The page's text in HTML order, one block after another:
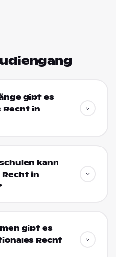
gibt es
in
kann
in
gibt es
Recht